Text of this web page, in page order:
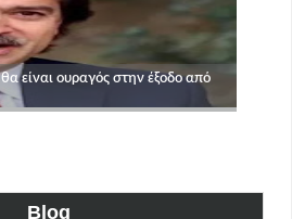
Blog